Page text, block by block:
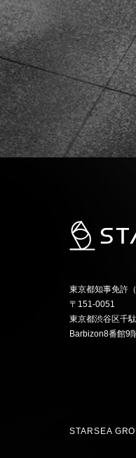
東京都知事免許
〒151-0051
東京都渋谷区千
Barbizon8番館9
STARSEA